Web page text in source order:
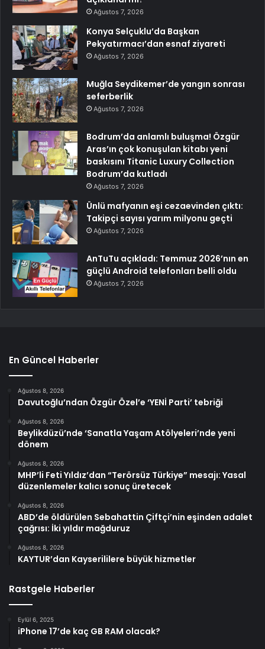
Ağustos 7, 2026
Konya Selçuklu’da Başkan
Pekyatırmacı’dan esnaf ziyareti
Ağustos 7, 2026
Muğla Seydikemer’de yangın sonrası
seferberlik
Ağustos 7, 2026
Bodrum’da anlamlı buluşma! Özgür
Aras’ın çok konuşulan kitabı yeni
baskısını Titanic Luxury Collection
Bodrum’da kutladı
Ağustos 7, 2026
Ünlü mafyanın eşi cezaevinden çıktı:
Takipçi sayısı yarım milyonu geçti
Ağustos 7, 2026
AnTuTu açıkladı: Temmuz 2026’nın en
güçlü Android telefonları belli oldu
Ağustos 7, 2026
En Güncel Haberler
Ağustos 8, 2026
Davutoğlu’ndan Özgür Özel’e ‘YENİ Parti’ tebriği
Ağustos 8, 2026
Beylikdüzü’nde ‘Sanatla Yaşam Atölyeleri’nde yeni
dönem
Ağustos 8, 2026
MHP’li Feti Yıldız’dan “Terörsüz Türkiye” mesajı: Yasal
düzenlemeler kalıcı sonuç üretecek
Ağustos 8, 2026
ABD’de öldürülen Sebahattin Çiftçi’nin eşinden adalet
çağrısı: İki yıldır mağduruz
Ağustos 8, 2026
KAYTUR’dan Kayserililere büyük hizmetler
Rastgele Haberler
Eylül 6, 2025
iPhone 17’de kaç GB RAM olacak?